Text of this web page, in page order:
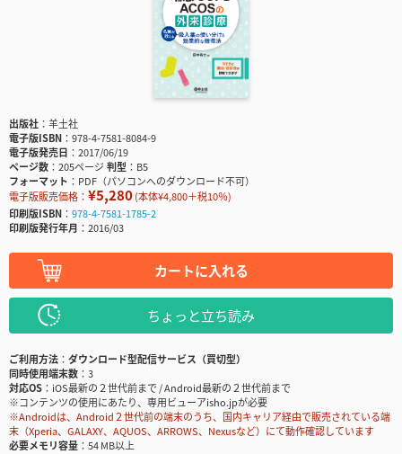
出版社
羊土社
電子版ISBN
978-4-7581-8084-9
電子版発売日
2017/06/19
ページ数
205ページ判型
B5
フォーマット
PDF（パソコンへのダウンロード不可）
電子版販売価格： ¥5,280(本体¥4,800＋税10％)
印刷版ISBN
978-4-7581-1785-2
印刷版発行年月
2016/03
カートに入れる
ちょっと立ち読み
ご利用方法
ダウンロード型配信サービス（買切型）
同時使用端末数
3
対応OS
iOS最新の２世代前まで / Android最新の２世代前まで
※コンテンツの使用にあたり、専用ビューアisho.jpが必要
※Androidは、Android２世代前の端末のうち、国内キャリア経由で販売されている端
末（Xperia、GALAXY、AQUOS、ARROWS、Nexusなど）にて動作確認しています
必要メモリ容量
54 MB以上